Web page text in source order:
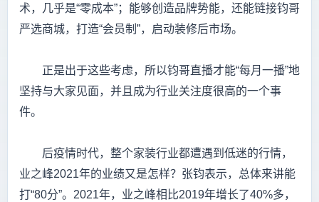
术，几乎是“零成本”；能够创造品牌势能，还能链接钧哥
严选商城，打造“会员制”，启动装修后市场。
正是出于这些考虑，所以钧哥直播才能“每月一播”地
坚持与大家见面，并且成为行业关注度很高的一个事
件。
后疫情时代，整个家装行业都遭遇到低迷的行情，
业之峰2021年的业绩又是怎样？张钧表示，总体来讲能
打“80分”。2021年，业之峰相比2019年增长了40%多，